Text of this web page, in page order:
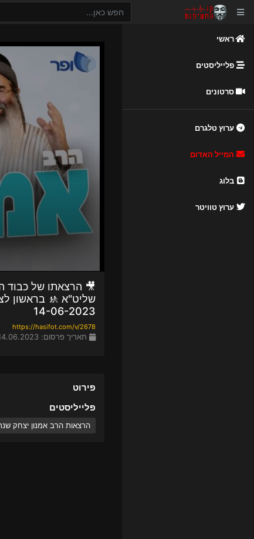
ראשי
פלייליסטים
סרטונים
ערוץ טלגרם
המייל האדום
בלוג
ערוץ טוויטר
🎥 הרצאתו של כבוד
שליט"א 🚸 בראשון
14-06-2023
https://hasifot.com/v/2678
תאריך פרסום: 14.06.2023 20:45
פירוט
פלייליסטים
הרצאות הרב אמנון יצחק שנת